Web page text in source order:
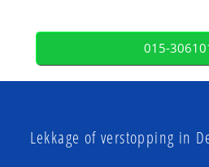
015-
Lekkage of verstopping in